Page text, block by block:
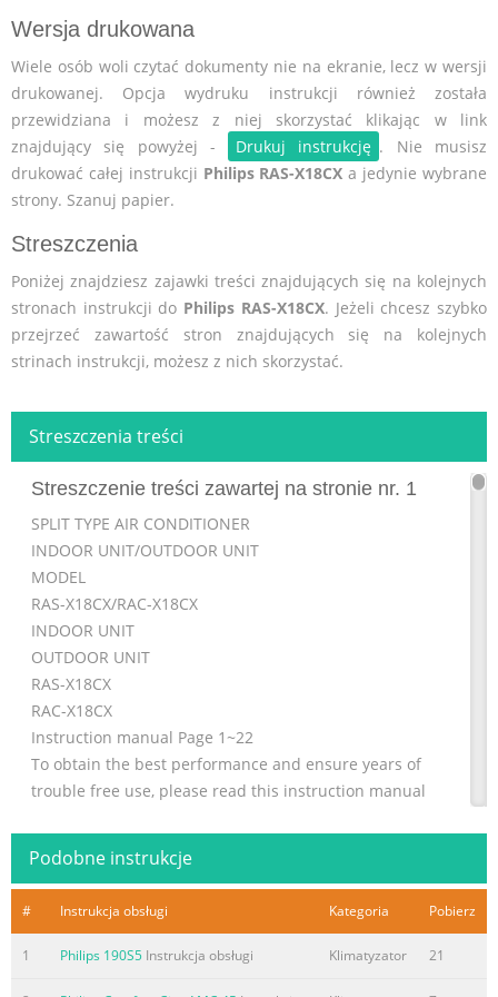
Wersja drukowana
Wiele osób woli czytać dokumenty nie na ekranie, lecz w wersji
drukowanej. Opcja wydruku instrukcji również została
przewidziana i możesz z niej skorzystać klikając w link
znajdujący się powyżej -
Drukuj instrukcję . Nie musisz
drukować całej instrukcji Philips RAS-X18CX a jedynie wybrane
strony. Szanuj papier.
Streszczenia
Poniżej znajdziesz zajawki treści znajdujących się na kolejnych
stronach instrukcji do Philips RAS-X18CX. Jeżeli chcesz szybko
przejrzeć zawartość stron znajdujących się na kolejnych
strinach instrukcji, możesz z nich skorzystać.
Streszczenia treści
Streszczenie treści zawartej na stronie nr. 1
SPLIT TYPE AIR CONDITIONER
INDOOR UNIT/OUTDOOR UNIT
MODEL
RAS-X18CX/RAC-X18CX
INDOOR UNIT
OUTDOOR UNIT
RAS-X18CX
RAC-X18CX
Instruction manual Page 1~22
To obtain the best performance and ensure years of
trouble free use, please read this instruction manual
Untuk mendapatkan prestasi yang tinggi dan
baca arahan
ini sepenuhnya.
Podobne instrukcje
# Instrukcja obsługi Kategoria Pobierz
1 Philips 190S5 Instrukcja obsługi Klimatyzator 21